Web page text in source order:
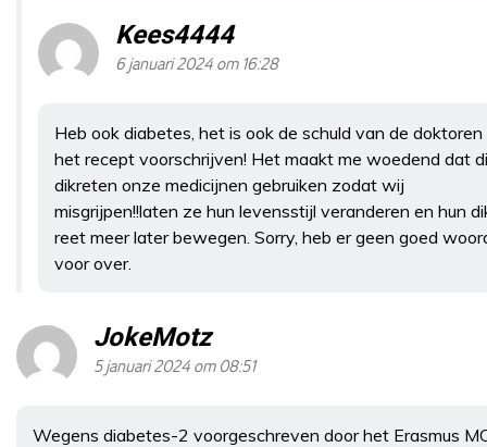
Kees4444
6 januari 2024 om 16:28
Heb ook diabetes, het is ook de schuld van de doktoren
het recept voorschrijven! Het maakt me woedend dat
dikreten onze medicijnen gebruiken zodat wij
misgrijpen!!laten ze hun levensstijl veranderen en hun
reet meer later bewegen. Sorry, heb er geen goed
voor over.
JokeMotz
5 januari 2024 om 08:51
Wegens diabetes-2 voorgeschreven door het Erasmus